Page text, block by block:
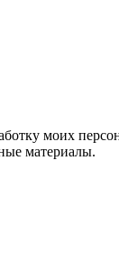
моих
материалы.